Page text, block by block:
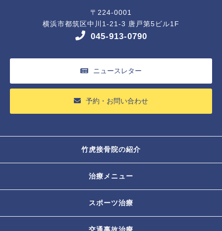
〒224-0001
横浜市都筑区中川1-21-3 唐戸第5ビル1F
045-913-0790
ニュースレター
予約・お問い合わせ
竹虎接骨院の紹介
治療メニュー
スポーツ治療
交通事故治療